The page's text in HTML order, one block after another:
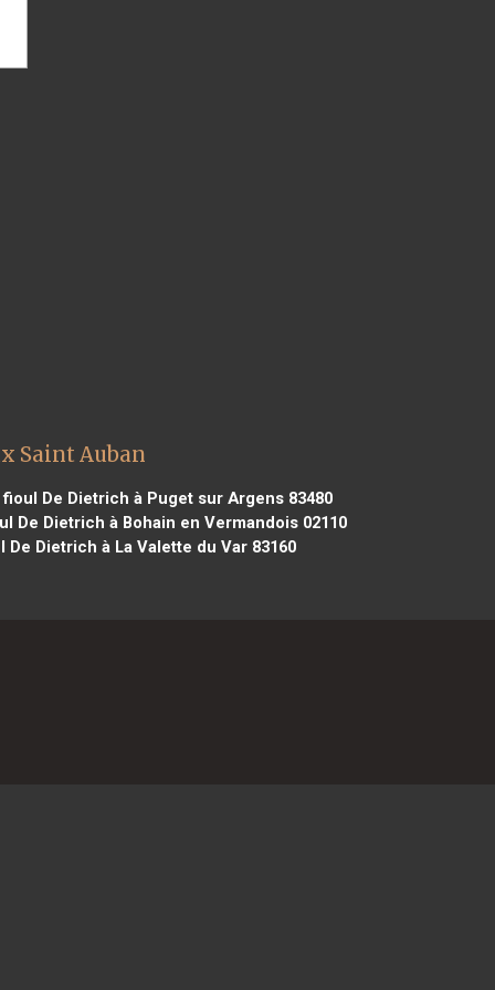
Saint Auban
De Dietrich à Puget sur Argens 83480
De Dietrich à Bohain en Vermandois 02110
Dietrich à La Valette du Var 83160